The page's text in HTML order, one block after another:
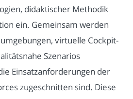
didaktischer Methodik
ein. Gemeinsam werden
virtuelle Cockpit-
Szenarios
Einsatzanforderungen der
zugeschnitten sind. Diese